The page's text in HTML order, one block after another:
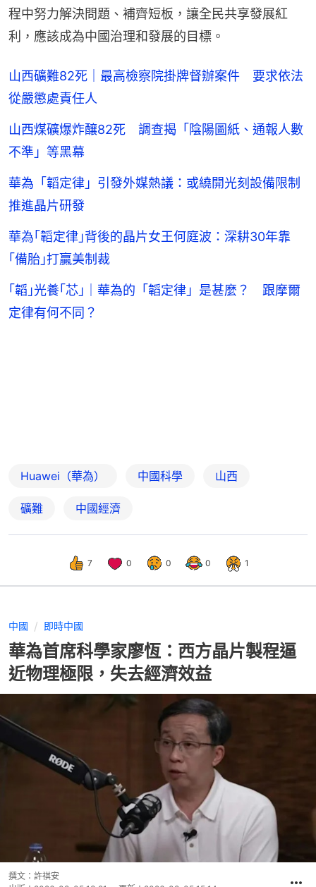
程中努力解決問題、補齊短板，讓全民共享發展紅
利，應該成為中國治理和發展的目標。
山西礦難82死｜最高檢察院掛牌督辦案件 要求依法
從嚴懲處責任人
山西煤礦爆炸釀82死 調查揭「陰陽圖紙、通報人數
不準」等黑幕
華為「韜定律」引發外媒熱議：或繞開光刻設備限制
推進晶片研發
華為｢韜定律｣背後的晶片女王何庭波：深耕30年靠
｢備胎｣打贏美制裁
｢韜｣光養｢芯｣｜華為的「韜定律」是甚麼？ 跟摩爾
定律有何不同？
Huawei（華為） 中國科學 山西
礦難 中國經濟
7 0 0 0 1
中國 即時中國
華為首席科學家廖恆：西方晶片製程逼
近物理極限，失去經濟效益
撰文： 許祺安